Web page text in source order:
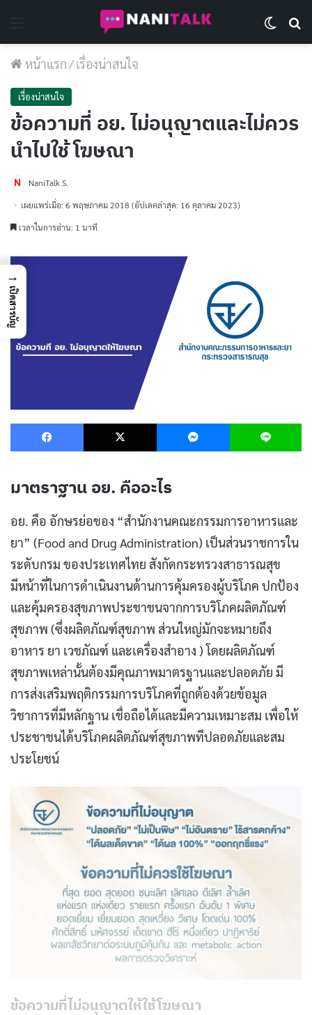
หน้าแรก/เรื่องน่าสนใจ
เรื่องน่าสนใจ
ข้อความที่ อย. ไม่อนุญาตและไม่ควร
นำไปใช้ โฆษณา
NaniTalk S.
เผยแพร่เมื่อ: 6 พฤษภาคม 2018 (อัปเดตล่าสุด: 16 ตุลาคม 2023)
เวลาในการอ่าน: 1 นาที
Facebook X Messenger
มาตราฐาน อย. คืออะไร
อย. คือ อักษรย่อของ “สํานักงานคณะกรรมการอาหารและ
ยา” (Food and Drug Administration) เป็นส่วนราชการใน
ระดับกรม ของประเทศไทย สังกัดกระทรวงสาธารณสุข
มีหน้าที่ในการดําเนินงานด้านการคุ้มครองผู้บริโภค ปกป้อง
และคุ้มครองสุขภาพประชาชนจากการบริโภคผลิตภัณฑ์
สุขภาพ (ซึ่งผลิตภัณฑ์สุขภาพ ส่วนใหญ่มักจะหมายถึง
อาหาร ยา เวชภัณฑ์ และเครื่องสำอาง ) โดยผลิตภัณฑ์
สุขภาพเหล่านั้นต้องมีคุณภาพมาตรฐานและปลอดภัย มี
การส่งเสริมพฤติกรรมการบริโภคที่ถูกต้องด้วยข้อมูล
วิชาการที่มีหลักฐาน เชื่อถือได้และมีความเหมาะสม เพื่อให้
ประชาชนได้บริโภคผลิตภัณฑ์สุขภาพทีปลอดภัยและสม
ประโยชน์
ข้อความที่ไม่อนุญาตให้ใช้โฆษณา
→
เปิดสารบัญ